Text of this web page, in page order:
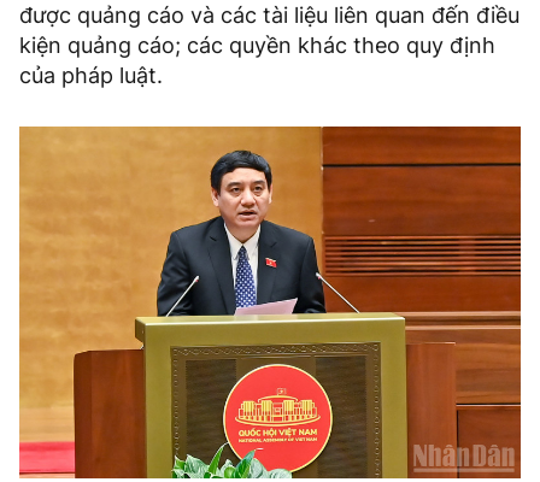
được quảng cáo và các tài liệu liên quan đến điều
kiện quảng cáo; các quyền khác theo quy định
của pháp luật.